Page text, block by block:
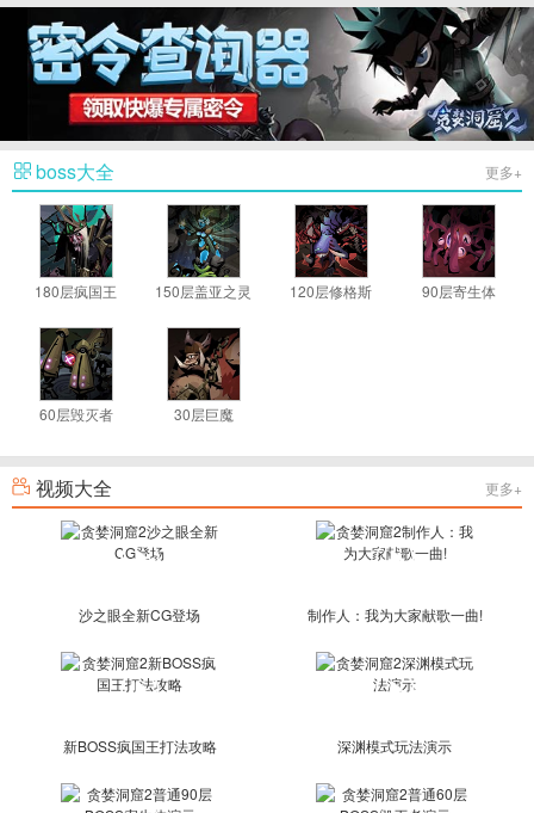
boss大全 更多+
180层疯国王 150层盖亚之灵 120层修格斯 90层寄生体
60层毁灭者 30层巨魔
视频大全 更多+
沙之眼全新CG登场 制作人：我为大家献歌一曲!
新BOSS疯国王打法攻略 深渊模式玩法演示